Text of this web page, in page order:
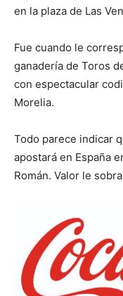
en la plaza de Las
Fue cuando le
ganadería de Toros
con espectacular
Morelia.
Todo parece indicar
apostará en España
Román. Valor le